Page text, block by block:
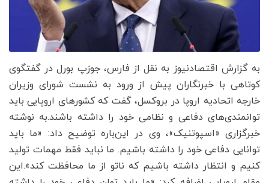
به گزارش اقتصادنیوز به نقل از فارس، جوزپ بورل در گفتگوی
کوتاهی با خبرنگاران پیش از ورود به نشست شورای وزیران
خارجه اتحادیه اروپا در بروکسل، گفت که کشورهای اروپایی باید
توانمندی‌های دفاعی و نظامی خود را داشته باشند.به نوشته
خبرگزاری «اسپوتنیک»، وی در این‌باره توضیح داد: «ما باید
توانایی دفاعی خود را داشته باشیم. ما نباید فقط مهمات تولید
کنیم و انتظار داشته باشیم که ناتو از ما محافظت کند».این